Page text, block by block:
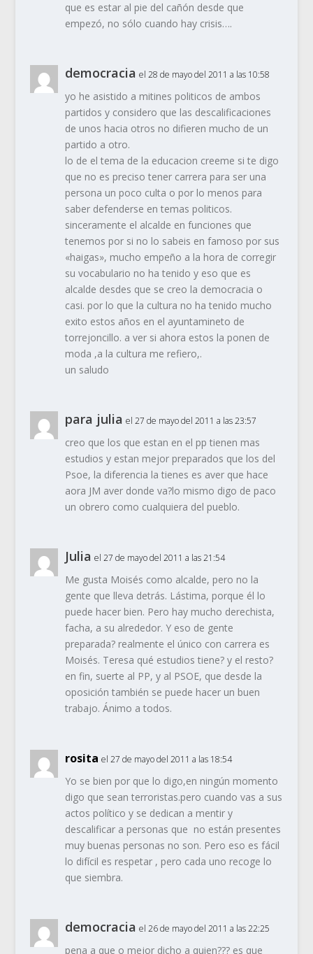
que es estar al pie del cañón desde que
empezó, no sólo cuando hay crisis….
democracia el 28 de mayo del 2011 a las 10:58
yo he asistido a mitines politicos de ambos
partidos y considero que las descalificaciones
de unos hacia otros no difieren mucho de un
partido a otro.
lo de el tema de la educacion creeme si te digo
que no es preciso tener carrera para ser una
persona un poco culta o por lo menos para
saber defenderse en temas politicos.
sinceramente el alcalde en funciones que
tenemos por si no lo sabeis en famoso por sus
«haigas», mucho empeño a la hora de corregir
su vocabulario no ha tenido y eso que es
alcalde desdes que se creo la democracia o
casi. por lo que la cultura no ha tenido mucho
exito estos años en el ayuntamineto de
torrejoncillo. a ver si ahora estos la ponen de
moda ,a la cultura me refiero,.
un saludo
para julia el 27 de mayo del 2011 a las 23:57
creo que los que estan en el pp tienen mas
estudios y estan mejor preparados que los del
Psoe, la diferencia la tienes es aver que hace
aora JM aver donde va?lo mismo digo de paco
un obrero como cualquiera del pueblo.
Julia el 27 de mayo del 2011 a las 21:54
Me gusta Moisés como alcalde, pero no la
gente que lleva detrás. Lástima, porque él lo
puede hacer bien. Pero hay mucho derechista,
facha, a su alrededor. Y eso de gente
preparada? realmente el único con carrera es
Moisés. Teresa qué estudios tiene? y el resto?
en fin, suerte al PP, y al PSOE, que desde la
oposición también se puede hacer un buen
trabajo. Ánimo a todos.
rosita el 27 de mayo del 2011 a las 18:54
Yo se bien por que lo digo,en ningún momento
digo que sean terroristas.pero cuando vas a sus
actos político y se dedican a mentir y
descalificar a personas que no están presentes
muy buenas personas no son. Pero eso es fácil
lo difícil es respetar , pero cada uno recoge lo
que siembra.
democracia el 26 de mayo del 2011 a las 22:25
pena a que o mejor dicho a quien??? es que